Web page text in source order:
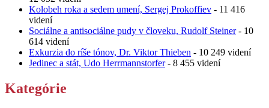
Kolobeh roka a sedem umení, Sergej Prokoffiev - 11 416
videní
Sociálne a antisociálne pudy v človeku, Rudolf Steiner- 10
614 videní
Exkurzia do ríše tónov, Dr. Viktor Thieben - 10 249 videní
Jedinec a stát, Udo Herrmannstorfer- 8 455 videní
Kategórie